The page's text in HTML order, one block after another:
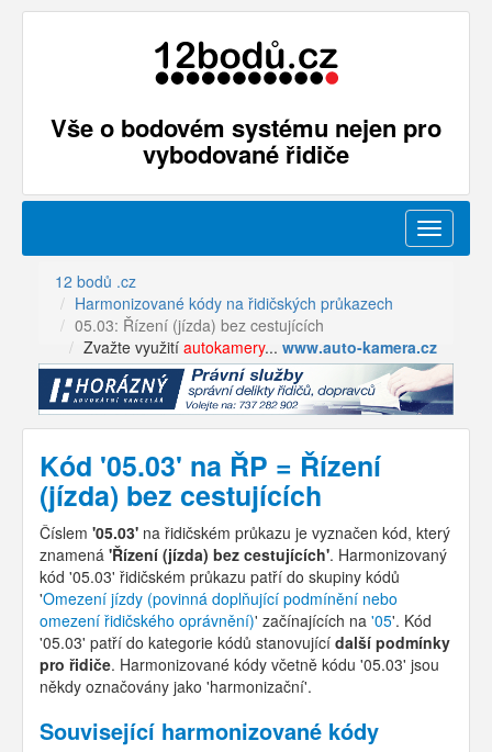
Vše o bodovém systému nejen pro
vybodované řidiče
Menu
12 bodů .cz
Harmonizované kódy na řidičských průkazech
05.03: Řízení (jízda) bez cestujících
Zvažte využití autokamery... www.auto-kamera.cz
Kód '05.03' na ŘP = Řízení
(jízda) bez cestujících
Číslem '05.03' na řidičském průkazu je vyznačen kód, který
znamená 'Řízení (jízda) bez cestujících'. Harmonizovaný
kód '05.03' řidičském průkazu patří do skupiny kódů
'Omezení jízdy (povinná doplňující podmínění nebo
omezení řidičského oprávnění)' začínajících na '05'. Kód
'05.03' patří do kategorie kódů stanovující další podmínky
pro řidiče. Harmonizované kódy včetně kódu '05.03' jsou
někdy označovány jako 'harmonizační'.
Související harmonizované kódy